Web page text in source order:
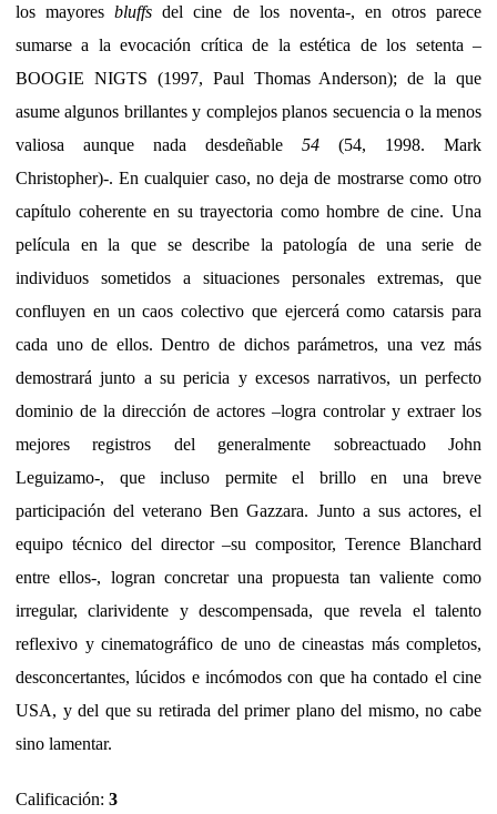
los mayoresbluffs del cine de los noventa-, en otros parece
sumarse a la evocación crítica de la estética de los setenta –
BOOGIE NIGTS (1997, Paul Thomas Anderson); de la que
asume algunos brillantes y complejos planos secuencia o la menos
valiosa aunque nada desdeñable 54 (54, 1998. Mark
Christopher)-. En cualquier caso, no deja de mostrarse como otro
capítulo coherente en su trayectoria como hombre de cine. Una
película en la que se describe la patología de una serie de
individuos sometidos a situaciones personales extremas, que
confluyen en un caos colectivo que ejercerá como catarsis para
cada uno de ellos. Dentro de dichos parámetros, una vez más
demostrará junto a su pericia y excesos narrativos, un perfecto
dominio de la dirección de actores –logra controlar y extraer los
mejores registros del generalmente sobreactuado John
Leguizamo-, que incluso permite el brillo en una breve
participación del veterano Ben Gazzara. Junto a sus actores, el
equipo técnico del director –su compositor, Terence Blanchard
entre ellos-, logran concretar una propuesta tan valiente como
irregular, clarividente y descompensada, que revela el talento
reflexivo y cinematográfico de uno de cineastas más completos,
desconcertantes, lúcidos e incómodos con que ha contado el cine
USA, y del que su retirada del primer plano del mismo, no cabe
sino lamentar.
Calificación: 3